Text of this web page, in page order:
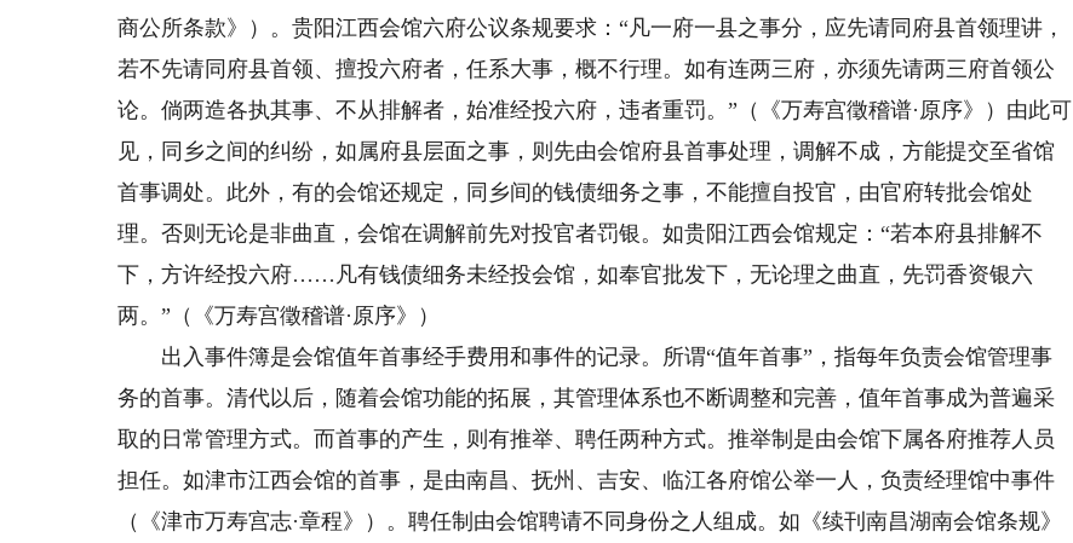
商公所条款》）。贵阳江西会馆六府公议条规要求：“凡一府一县之事分，应先请同府县首领理讲，
若不先请同府县首领、擅投六府者，任系大事，概不行理。如有连两三府，亦须先请两三府首领公
论。倘两造各执其事、不从排解者，始准经投六府，违者重罚。”（《万寿宫徵稽谱·原序》）由此可
见，同乡之间的纠纷，如属府县层面之事，则先由会馆府县首事处理，调解不成，方能提交至省馆
首事调处。此外，有的会馆还规定，同乡间的钱债细务之事，不能擅自投官，由官府转批会馆处
理。否则无论是非曲直，会馆在调解前先对投官者罚银。如贵阳江西会馆规定：“若本府县排解不
下，方许经投六府……凡有钱债细务未经投会馆，如奉官批发下，无论理之曲直，先罚香资银六
两。”（《万寿宫徵稽谱·原序》）
出入事件簿是会馆值年首事经手费用和事件的记录。所谓“值年首事”，指每年负责会馆管理事
务的首事。清代以后，随着会馆功能的拓展，其管理体系也不断调整和完善，值年首事成为普遍采
取的日常管理方式。而首事的产生，则有推举、聘任两种方式。推举制是由会馆下属各府推荐人员
担任。如津市江西会馆的首事，是由南昌、抚州、吉安、临江各府馆公举一人，负责经理馆中事件
（《津市万寿宫志·章程》）。聘任制由会馆聘请不同身份之人组成。如《续刊南昌湖南会馆条规》